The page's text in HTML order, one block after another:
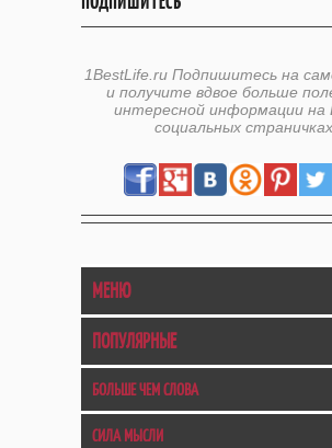
1BestLife.ru Подпишитесь на
и получите вдвое больше
интересной информации на
социальных
МЕНЮ
ПОПУЛЯРНЫЕ
БОЛЬШЕ ЧЕМ СЛОВА
СИЛА МЫСЛИ